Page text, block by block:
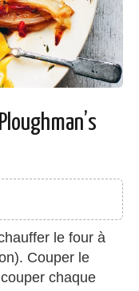
le four à
Couper le
chaque